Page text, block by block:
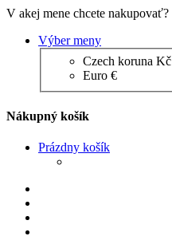
V akej mene chcete nakupovať?
Výber meny
Czech koruna Kč
Euro €
Nákupný košík
Prázdny košík